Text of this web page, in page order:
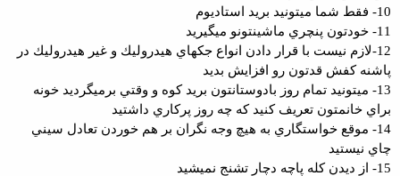
10- فقط شما ميتونيد بريد استاديوم
11- خودتون پنچري ماشينتونو ميگيريد
12-لازم نيست با قرار دادن انواع جكهاي هيدروليك و غير هيدروليك در
پاشنه كفش قدتون رو افزايش بديد
13- ميتونيد تمام روز بادوستانتون بريد كوه و وقتي برميگرديد خونه
براي خانمتون تعريف كنيد كه چه روز پركاري داشتيد
14- موقع خواستگاري به هيچ وجه نگران بر هم خوردن تعادل سيني
چاي نيستيد
15- از ديدن كله پاچه دچار تشنج نميشيد